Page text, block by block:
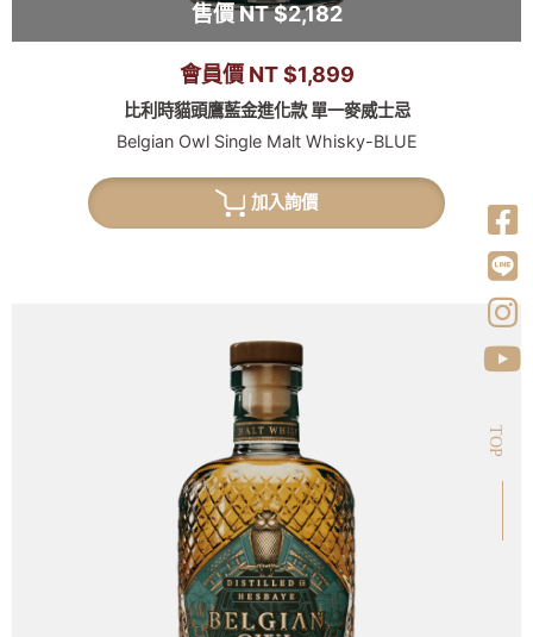
售價 NT $2,182
會員價 NT $1,899
比利時貓頭鷹藍金進化款 單一麥威士忌
Belgian Owl Single Malt Whisky-BLUE
加入詢價
TOP